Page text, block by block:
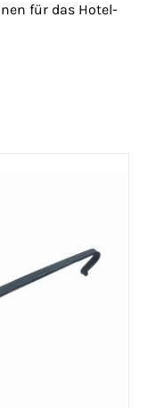
für das Hotel-